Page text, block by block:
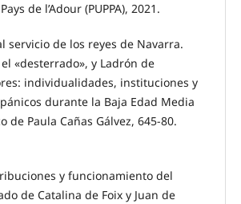
de l’Adour (PUPPA), 2021.
servicio de los reyes de Navarra.
«desterrado», y Ladrón de
individualidades, instituciones y
durante la Baja Edad Media
de Paula Cañas Gálvez, 645-80.
y funcionamiento del
de Catalina de Foix y Juan de